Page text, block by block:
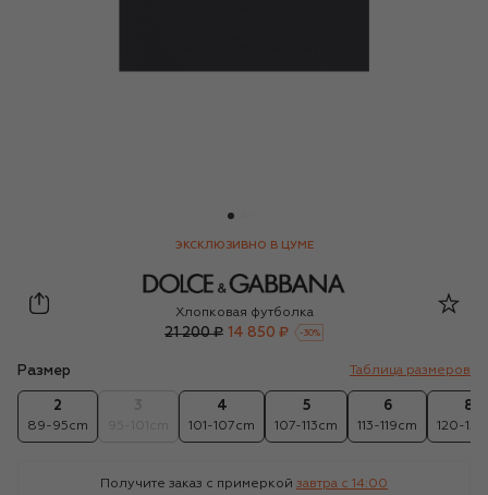
ЭКСКЛЮЗИВНО В ЦУМЕ
Dolce & Gabbana
Хлопковая футболка
21 200 ₽ 14 850 ₽ -30%
Размер Таблица размеров
2
89-95cm
4
101-107cm
5
107-113cm
6
113-119cm
8
120-
Получите заказ с примеркой завтра c 14:00